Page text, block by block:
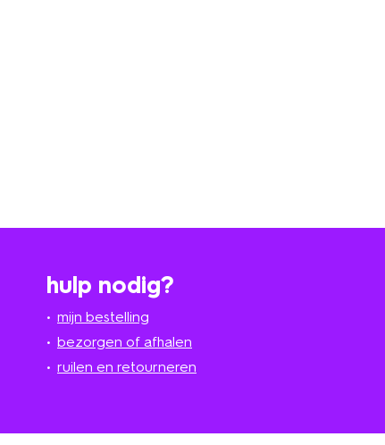
hulp nodig?
mijn bestelling
bezorgen of afhalen
ruilen en retourneren